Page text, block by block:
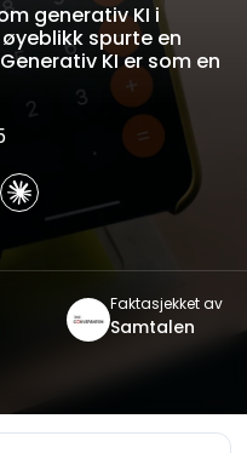
generativ KI i
spurte en
KI er som en
Faktasjekket av
Samtalen